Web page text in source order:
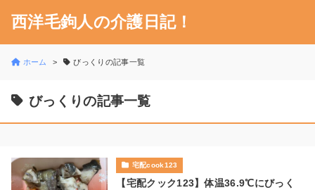
西洋毛鉤人の介護日記！
ホーム びっくりの記事一覧
びっくりの記事一覧
宅配cook123
【宅配クック123】体温36.9℃にびっく